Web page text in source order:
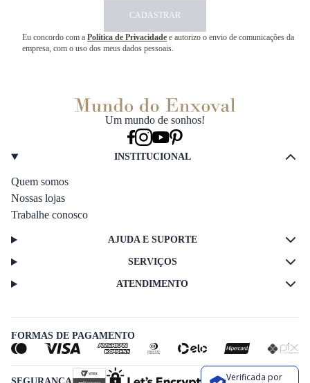
CADASTRAR
Eu concordo com a Política de Privacidade e autorizo o envio de comunicações da
empresa, com o uso dos meus dados pessoais.
Um mundo de sonhos!
INSTITUCIONAL
Quem somos
Nossas lojas
Trabalhe conosco
AJUDA E SUPORTE
SERVIÇOS
ATENDIMENTO
FORMAS DE PAGAMENTO
Verificada por